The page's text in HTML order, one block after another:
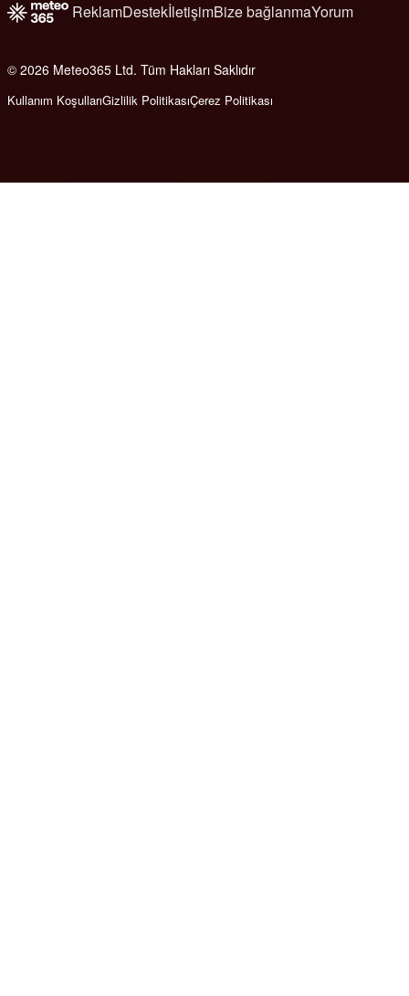
ReklamDestekİletişimBize bağlanmaYorum
© 2026 Meteo365 Ltd. Tüm Hakları Saklıdır
Kullanım KoşullarıGizlilik PolitikasıÇerez Politikası